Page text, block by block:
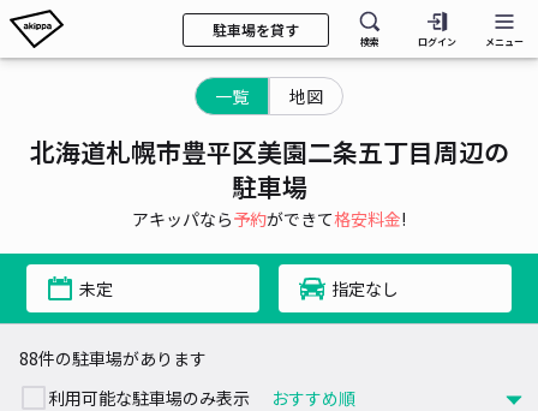
駐車場を貸す
検索 ログイン メニュー
一覧 地図
北海道札幌市豊平区美園二条五丁目周辺の
駐車場
アキッパなら予約ができて格安料金!
未定 指定なし
88件の駐車場があります
利用可能な駐車場のみ表示